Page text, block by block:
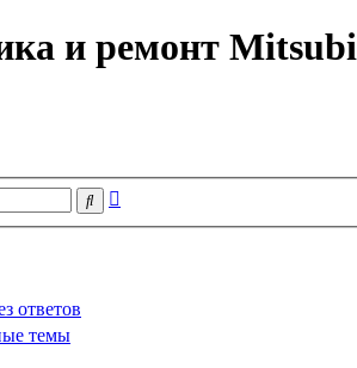
и ремонт
Поиск
ответов
темы